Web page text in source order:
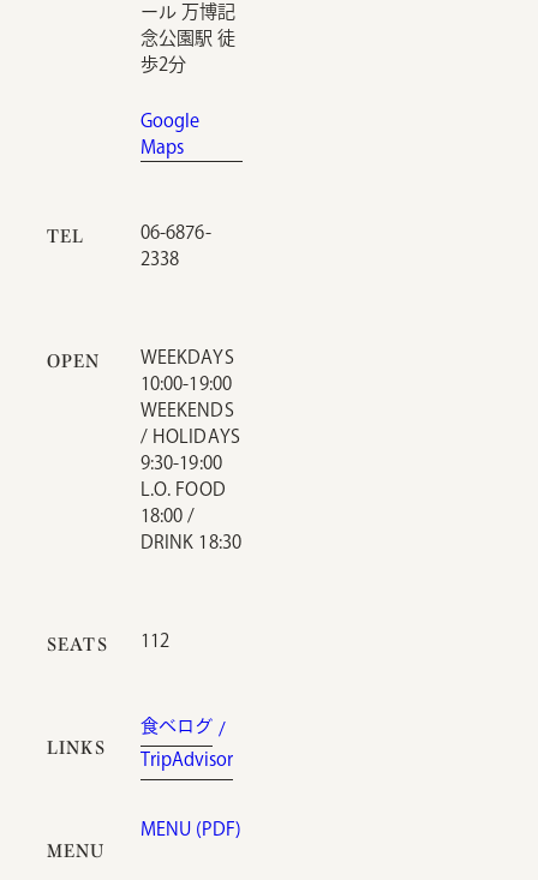
ール 万博記
念公園駅 徒
歩2分
Google
Maps
TEL
06-6876-
2338
OPEN
WEEKDAYS
10:00-19:00
WEEKENDS
/ HOLIDAYS
9:30-19:00
L.O. FOOD
18:00 /
DRINK 18:30
SEATS 112
LINKS
食べログ
TripAdvisor
MENU
MENU (PDF)